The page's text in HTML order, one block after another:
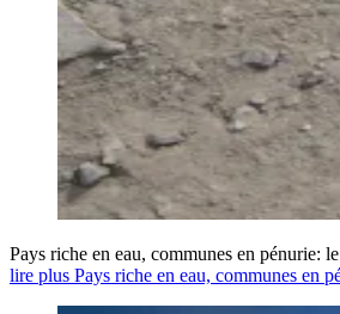
Pays riche en eau, communes en pénurie:
lire plus Pays riche en eau, communes en